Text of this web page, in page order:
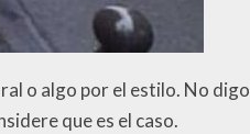
o algo por el estilo. No digo
que es el caso.